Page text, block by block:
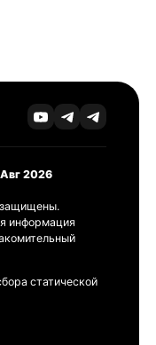
2026
информация
статической